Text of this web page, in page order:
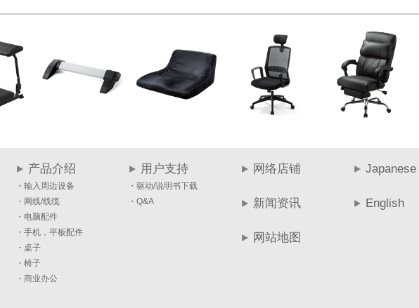
产品介绍
・输入周边设备
・网线/线缆
・电脑配件
・手机，平板配件
・桌子
・椅子
・商业办公
用户支持
・驱动/说明书下载
・Q&A
网络店铺
新闻资讯
网站地图
Japanese
English